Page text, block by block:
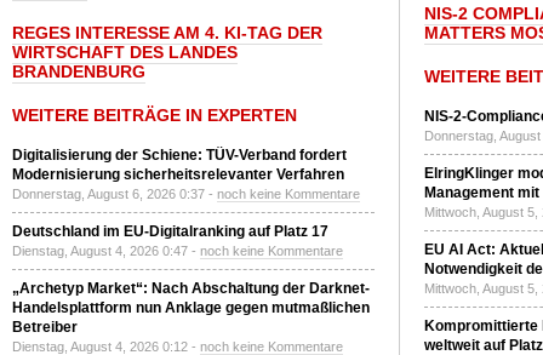
REGES INTERESSE AM 4. KI-TAG DER
WIRTSCHAFT DES LANDES
BRANDENBURG
WEITERE BEITRÄGE IN EXPERTEN
Digitalisierung der Schiene: TÜV-Verband fordert
Modernisierung sicherheitsrelevanter Verfahren
Donnerstag, August 6, 2026 0:37 - noch keine Kommentare
Deutschland im EU-Digitalranking auf Platz 17
Dienstag, August 4, 2026 0:47 - noch keine Kommentare
„Archetyp Market“: Nach Abschaltung der Darknet-
Handelsplattform nun Anklage gegen mutmaßlichen
Betreiber
Dienstag, August 4, 2026 0:12 - noch keine Kommentare
NIS-2
MATTERS
WEITERE
NIS-2-
Donnerstag,
ElringKlinger
Management
Mittwoch, August
EU AI Act:
Notwendigkeit
Mittwoch, August
Kompromittierte
weltweit auf